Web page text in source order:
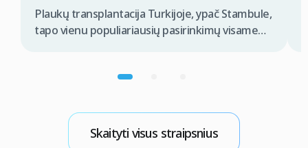
Plaukų transplantacija Turkijoje, ypač Stambule,
tapo vienu populiariausių pasirinkimų visame
Lietuvos, kelionės planavimas apima
pasirinkimą, patikimos klinikos paiešką ir visų
logistikos detalių suderinimą. Tinkamai
Skaityti visus straipsnius